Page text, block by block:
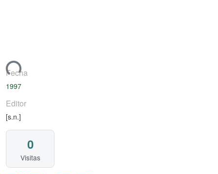
Fecha
1997
Editor
[s.n.]
0
Visitas